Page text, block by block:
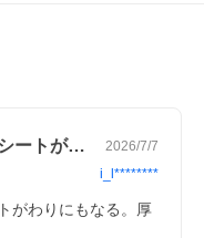
ネイルの後にも拭けるし汗拭きシートがわ… 2026/7/7
i_l********
がわりにもなる。厚